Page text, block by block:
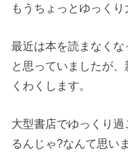
もうちょっとゆっくり
最近は本を読まなく
と思っていましたが
くわくします。
大型書店でゆっくり
るんじゃ?なんて思い